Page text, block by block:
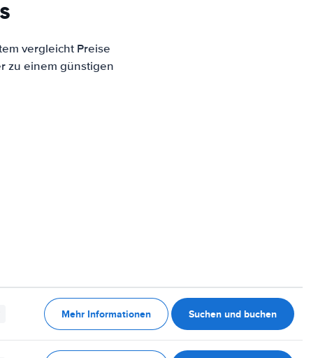
vergleicht Preise
zu einem günstigen
Mehr Informationen Suchen und buchen